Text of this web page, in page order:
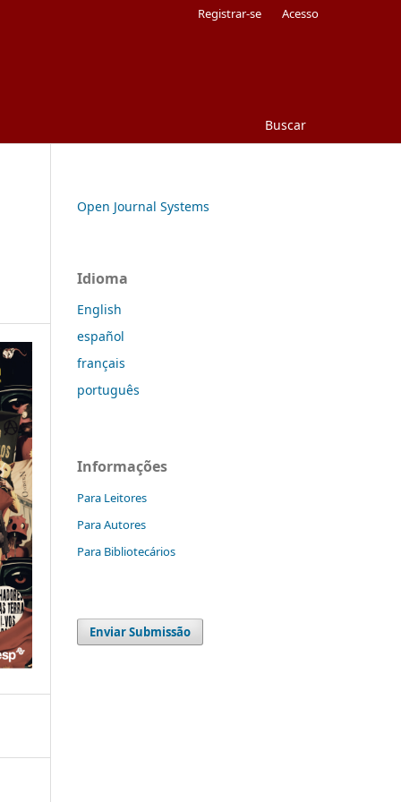
Buscar
Registrar-se Acesso
Open Journal Systems
Idioma
English
español
français
português
Informações
Para Leitores
Para Autores
Para Bibliotecários
Enviar Submissão